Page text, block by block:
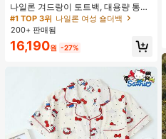
나일론 겨드랑이 토트백, 대용량 통근
숄더백, 작은 메이크업 백 포함, 펜던
트 미포함, 가벼운 일상 핸드백 (펜던
트 미포함)
#1 TOP 3위 나일론 여성 숄더백
200+ 판매됨
16,190원 -27%